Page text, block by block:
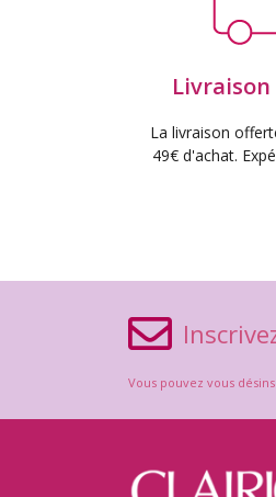
La livraison
49€ d'achat.
Vous pouvez vous